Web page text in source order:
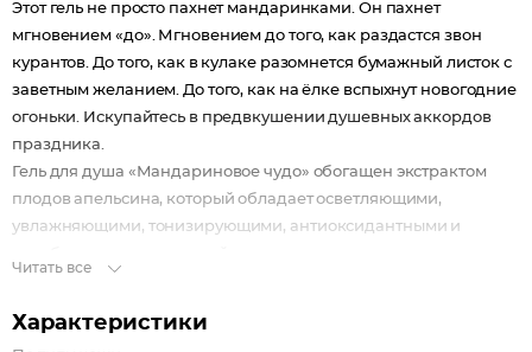
Этот гель не просто пахнет мандаринками. Он пахнет
мгновением «до». Мгновением до того, как раздастся звон
курантов. До того, как в кулаке разомнется бумажный листок с
заветным желанием. До того, как на ёлке вспыхнут новогодние
огоньки. Искупайтесь в предвкушении душевных аккордов
праздника.
Гель для душа «Мандариновое чудо» обогащен экстрактом
плодов апельсина, который обладает осветляющими,
увлажняющими, тонизирующими, антиоксидантными и
Читать все
Характеристики